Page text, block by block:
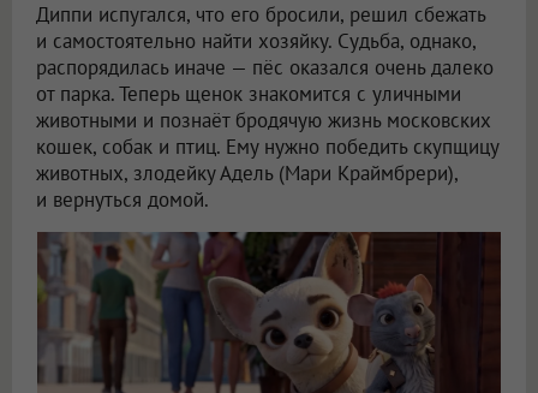
Диппи испугался, что его бросили, решил сбежать
и самостоятельно найти хозяйку. Судьба, однако,
распорядилась иначе — пёс оказался очень далеко
от парка. Теперь щенок знакомится с уличными
животными и познаёт бродячую жизнь московских
кошек, собак и птиц. Ему нужно победить скупщицу
животных, злодейку Адель (Мари Краймбрери),
и вернуться домой.